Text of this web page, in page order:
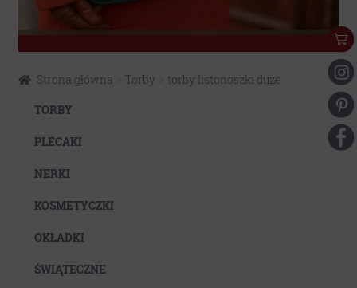
Eko
do
nawigacji
do
treści
Strona główna Torby
torby listonoszki duże
TORBY
PLECAKI
NERKI
KOSMETYCZKI
OKŁADKI
ŚWIĄTECZNE